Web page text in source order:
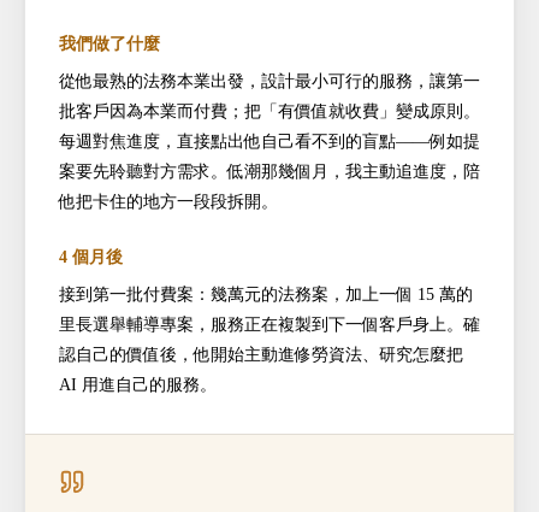
我們做了什麼
從他最熟的法務本業出發，設計最小可行的服務，讓第一
批客戶因為本業而付費；把「有價值就收費」變成原則。
每週對焦進度，直接點出他自己看不到的盲點——例如提
案要先聆聽對方需求。低潮那幾個月，我主動追進度，陪
他把卡住的地方一段段拆開。
4 個月後
接到第一批付費案：幾萬元的法務案，加上一個 15 萬的
里長選舉輔導專案，服務正在複製到下一個客戶身上。確
認自己的價值後，他開始主動進修勞資法、研究怎麼把
AI 用進自己的服務。